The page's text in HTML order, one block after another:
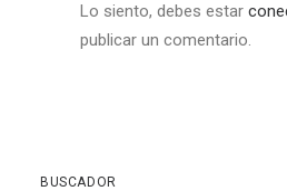
Lo siento, debes estar
publicar un comentario.
BUSCADOR